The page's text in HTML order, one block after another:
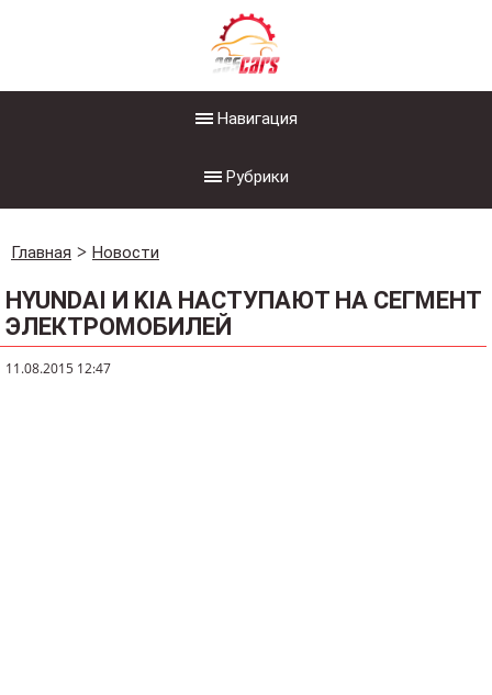
Навигация
Рубрики
Главная Новости
HYUNDAI И KIA НАСТУПАЮТ НА СЕГМЕНТ
ЭЛЕКТРОМОБИЛЕЙ
11.08.2015 12:47